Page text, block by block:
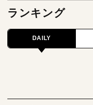
ランキング
DAILY